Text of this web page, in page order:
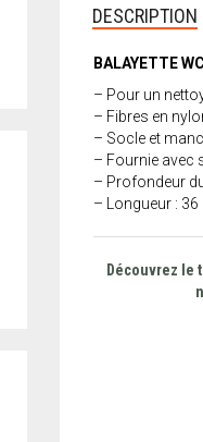
DESCRIPTION
BALAYETTE
– Pour un
– Fibres en
– Socle et
– Fournie avec
– Profondeur
– Longueur : 36
Découvrez le